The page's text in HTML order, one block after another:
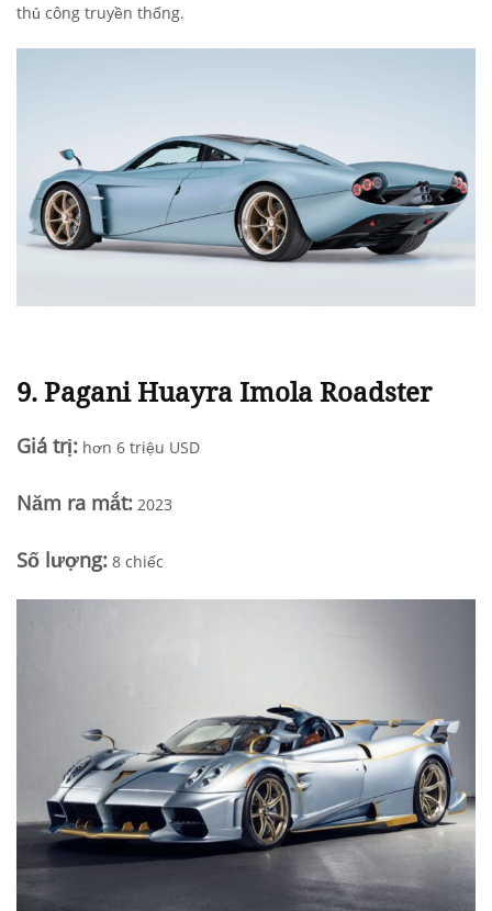
thủ công truyền thống.
9. Pagani Huayra Imola Roadster
Giá trị: hơn 6 triệu USD
Năm ra mắt: 2023
Số lượng: 8 chiếc